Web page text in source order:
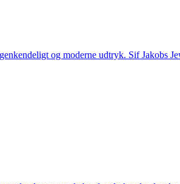
og moderne udtryk. Sif Jakobs